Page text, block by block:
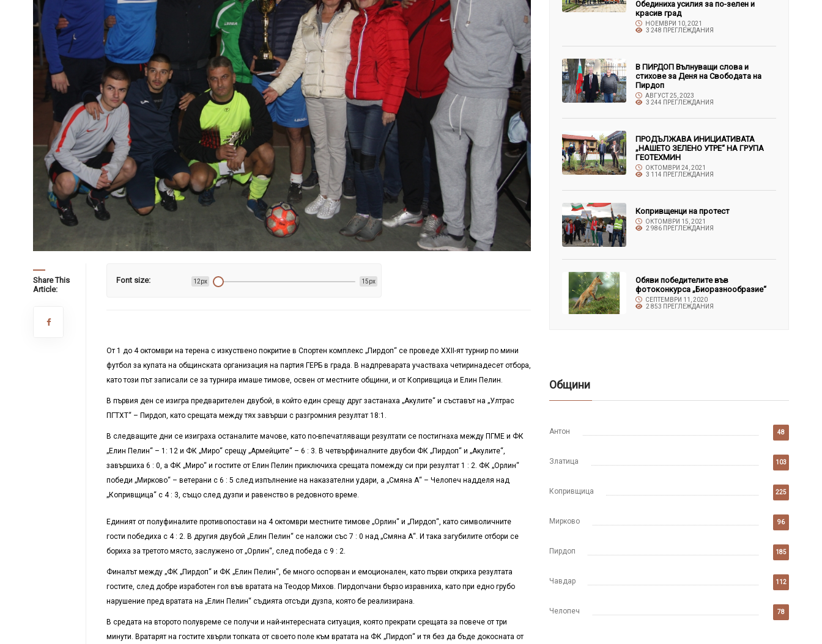
Share This
Article:
Font size: 12px 15px
От 1 до 4 октомври на терена с изкуствено покритие в Спортен комплекс „Пирдоп“ се проведе XXII-ят турнир по мини
футбол за купата на общинската организация на партия ГЕРБ в града. В надпреварата участваха четиринадесет отбора,
като този път записали се за турнира имаше тимове, освен от местните общини, и от Копривщица и Елин Пелин.
В първия ден се изигра предварителен двубой, в който един срещу друг застанаха „Акулите“ и съставът на „Ултрас
ПГТХТ“ – Пирдоп, като срещата между тях завърши с разгромния резултат 18:1.
В следващите дни се изиграха останалите мачове, като по-впечатляващи резултати се постигнаха между ПГМЕ и ФК
„Елин Пелин“ – 1: 12 и ФК „Миро“ срещу „Армейците“ – 6 : 3. В четвърфиналните двубои ФК „Пирдоп“ и „Акулите“,
завършиха 6 : 0, а ФК „Миро“ и гостите от Елин Пелин приключиха срещата помежду си при резултат 1 : 2. ФК „Орлин“
победи „Мирково“ – ветерани с 6 : 5 след изпълнение на наказателни удари, а „Смяна А“ – Челопеч надделя над
„Копривщица“ с 4 : 3, също след дузпи и равенство в редовното време.
Единият от полуфиналите противопостави на 4 октомври местните тимове „Орлин“ и „Пирдоп“, като символичните
гости победиха с 4 : 2. В другия двубой „Елин Пелин“ се наложи със 7 : 0 над „Смяна А“. И така загубилите отбори се
бориха за третото място, заслужено от „Орлин“, след победа с 9 : 2.
Финалът между „ФК „Пирдоп“ и ФК „Елин Пелин“, бе много оспорван и емоционален, като първи откриха резултата
гостите, след добре изработен гол във вратата на Теодор Михов. Пирдопчани бързо изравниха, като при едно грубо
нарушение пред вратата на „Елин Пелин“ съдията отсъди дузпа, която бе реализирана.
В средата на второто полувреме се получи и най-интересната ситуация, която прекрати срещата за повече от три
минути. Вратарят на гостите хвърли топката от своето поле към вратата на ФК „Пирдоп“ и тя без да бъде докосната от
Обединиха усилия за по-зелен и
красив град
НОЕМВРИ 10, 2021
3 248 ПРЕГЛЕЖДАНИЯ
В ПИРДОП Вълнуващи слова и
стихове за Деня на Свободата на
Пирдоп
АВГУСТ 25, 2023
3 244 ПРЕГЛЕЖДАНИЯ
ПРОДЪЛЖАВА ИНИЦИАТИВАТА
„НАШЕТО ЗЕЛЕНО УТРЕ“ НА ГРУПА
ГЕОТЕХМИН
ОКТОМВРИ 24, 2021
3 114 ПРЕГЛЕЖДАНИЯ
Копривщенци на протест
ОКТОМВРИ 15, 2021
2 986 ПРЕГЛЕЖДАНИЯ
Обяви победителите във
фотоконкурса „Биоразнообразие“
СЕПТЕМВРИ 11, 2020
2 853 ПРЕГЛЕЖДАНИЯ
Общини
Антон 48
Златица 103
Копривщица 225
Мирково 96
Пирдоп 185
Чавдар 112
Челопеч 78